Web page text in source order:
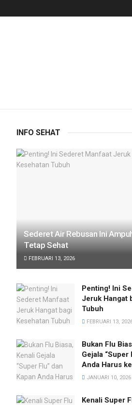
INFO SEHAT
Sederet Air Rebusan Ini
Tetap Sehat
FEBRUARI 13, 2026
Penting! Ini
Jeruk Hangat
Tubuh
FEBRUARI 13,
Bukan Flu
Gejala “Super
Anda Harus
JANUARI 10, 2026
Kenali Super